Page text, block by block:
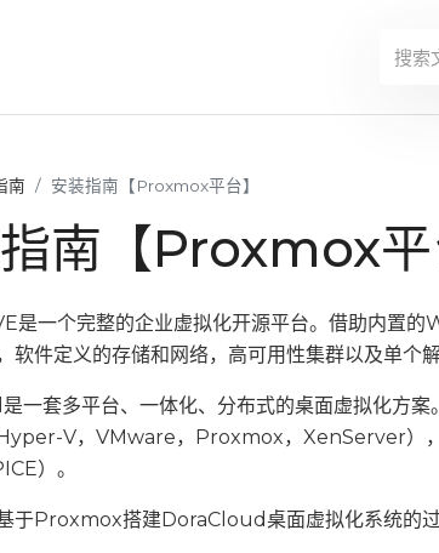
南 安装指南【Proxmox平台】
南【Proxmox平
是一个完整的企业虚拟化开源平台。借助内置的
软件定义的存储和网络，高可用性集群以及单个
一套多平台、一体化、分布式的桌面虚拟化方案
V，VMware，Proxmox，XenServer），
）。
于Proxmox搭建DoraCloud桌面虚拟化系统的过